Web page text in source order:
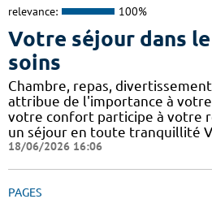
relevance: 100%
Votre séjour dans
soins
Chambre, repas,
attribue de l'importance à
votre confort participe à votre
un séjour en toute tranquillité
18/06/2026 16:06
PAGES